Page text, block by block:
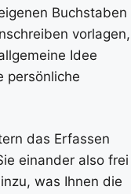
Buchstaben
vorlagen,
Idee
persönliche
das Erfassen
einander also frei
was Ihnen die